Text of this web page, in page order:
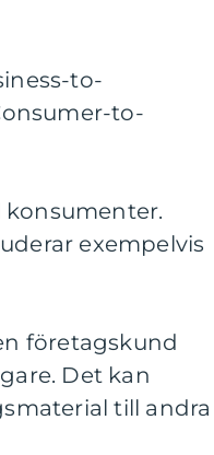
to-
to-
exempelvis
företagskund
Det kan
till andra